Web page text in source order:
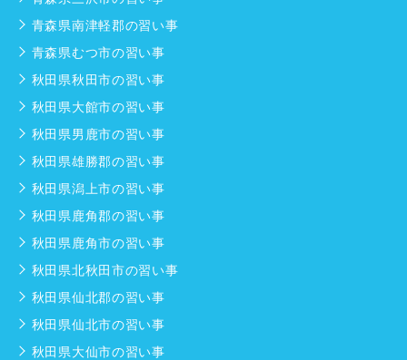
青森県南津軽郡の習い事
青森県むつ市の習い事
秋田県秋田市の習い事
秋田県大館市の習い事
秋田県男鹿市の習い事
秋田県雄勝郡の習い事
秋田県潟上市の習い事
秋田県鹿角郡の習い事
秋田県鹿角市の習い事
秋田県北秋田市の習い事
秋田県仙北郡の習い事
秋田県仙北市の習い事
秋田県大仙市の習い事